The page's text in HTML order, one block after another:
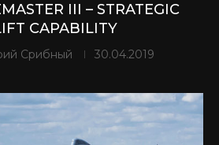
III – STRATEGIC
CAPABILITY
Срибный 30.04.2019